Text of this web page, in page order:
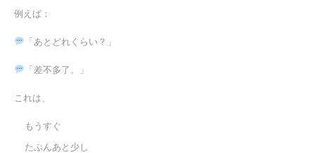
例えば：
「あとどれくらい？」
「差不多了。」
これは、
もうすぐ
たぶんあと少し